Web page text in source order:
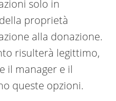
solo in
proprietà
alla donazione.
risulterà legittimo,
il manager e il
queste opzioni.